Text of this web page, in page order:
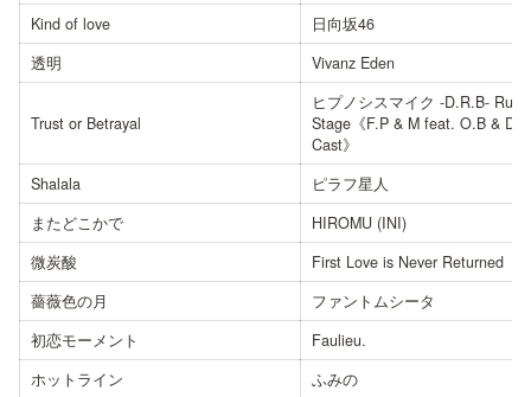
Kind of love
日向坂46
透明
Vivanz Eden
Trust or Betrayal
ヒプノシスマイク -D.R.B-
Stage《F.P & M feat. O.B &
Cast》
Shalala
ピラフ星人
またどこかで
HIROMU (INI)
微炭酸
First Love is Never Returned
薔薇色の月
ファントムシータ
初恋モーメント
Faulieu.
ホットライン
ふみの